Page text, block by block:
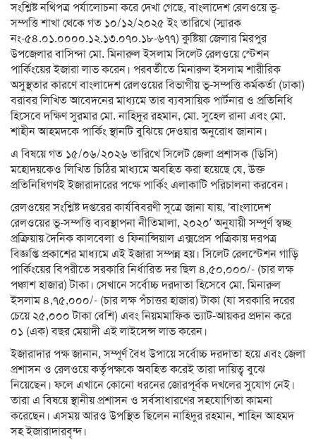
সংশ্লিষ্ট নথিপত্র পর্যালোচনা করে দেখা গেছে, বাংলাদেশ রেলওয়ে ভূ-
সম্পত্তি শাখা থেকে গত ১০/১২/২০২৫ ইং তারিখে (স্মারক
নং-৫৪.০১.০০০০.১২.১৩.০৭০.১৮-৬৭৭) কুষ্টিয়া জেলার মিরপুর
উপজেলার বাসিন্দা মো. মিনারুল ইসলাম সিলেট রেলওয়ে স্টেশন
পার্কিংয়ের ইজারা লাভ করেন। পরবর্তীতে মিনারুল ইসলাম শারীরিক
অসুস্থতার কারণে বাংলাদেশ রেলওয়ের বিভাগীয় ভূ-সম্পত্তি কর্মকর্তা (ঢাকা)
বরাবর লিখিত আবেদনের মাধ্যমে তার ব্যবসায়িক পার্টনার ও প্রতিনিধি
হিসেবে দক্ষিণ সুরমার মো. নাহিদুর রহমান, মো. সুহেল রানা এবং মো.
শাহীন আহমদকে পার্কিং স্থানটি বুঝিয়ে দেওয়ার অনুরোধ জানান।
এ বিষয়ে গত ১৫/০৬/২০২৬ তারিখে সিলেট জেলা প্রশাসক (ডিসি)
মহোদয়কেও লিখিত চিঠির মাধ্যমে অবহিত করা হয়েছে যে, উক্ত
প্রতিনিধিগণই ইজারাদারের পক্ষে পার্কিং এলাকাটি পরিচালনা করবেন।
রেলওয়ের সংশ্লিষ্ট দপ্তরের কার্যবিবরণী সূত্রে জানা যায়, ‘বাংলাদেশ
রেলওয়ের ভূ-সম্পত্তি ব্যবস্থাপনা নীতিমালা, ২০২০’ অনুযায়ী সম্পূর্ণ স্বচ্ছ
প্রক্রিয়ায় দৈনিক কালবেলা ও ফিনান্সিয়াল এক্সপ্রেস পত্রিকায় দরপত্র
বিজ্ঞপ্তি প্রকাশের মাধ্যমে এই ইজারা সম্পন্ন হয়। সিলেট রেলস্টেশন গাড়ি
পার্কিংয়ের বিপরীতে সরকারি নির্ধারিত দর ছিল ৪,৫০,০০০/- (চার লক্ষ
পঞ্চাশ হাজার) টাকা। সেখানে সর্বোচ্চ দরদাতা হিসেবে মো. মিনারুল
ইসলাম ৪,৭৫,০০০/- (চার লক্ষ পঁচাত্তর হাজার) টাকা (যা সরকারি দরের
চেয়ে ২৫,০০০ টাকা বেশি) এবং নিয়মমাফিক ভ্যাট-আয়কর প্রদান করে
০১ (এক) বছর মেয়াদী এই লাইসেন্স লাভ করেন।
ইজারাদার পক্ষ জানান, সম্পূর্ণ বৈধ উপায়ে সর্বোচ্চ দরদাতা হয়ে এবং জেলা
প্রশাসন ও রেলওয়ে কর্তৃপক্ষকে অবহিত করেই তারা দায়িত্ব বুঝে
নিয়েছেন। ফলে এখানে কোনো ধরনের জোরপূর্বক দখলের সুযোগ নেই।
তারা এ বিষয়ে স্থানীয় প্রশাসন ও সর্বসাধারণের সহযোগিতা কামনা
করেছেন। এসময় আরও উপস্থিত ছিলেন নাহিদুর রহমান, শাহিন আহমদ
সহ ইজারাদারবৃন্দ।